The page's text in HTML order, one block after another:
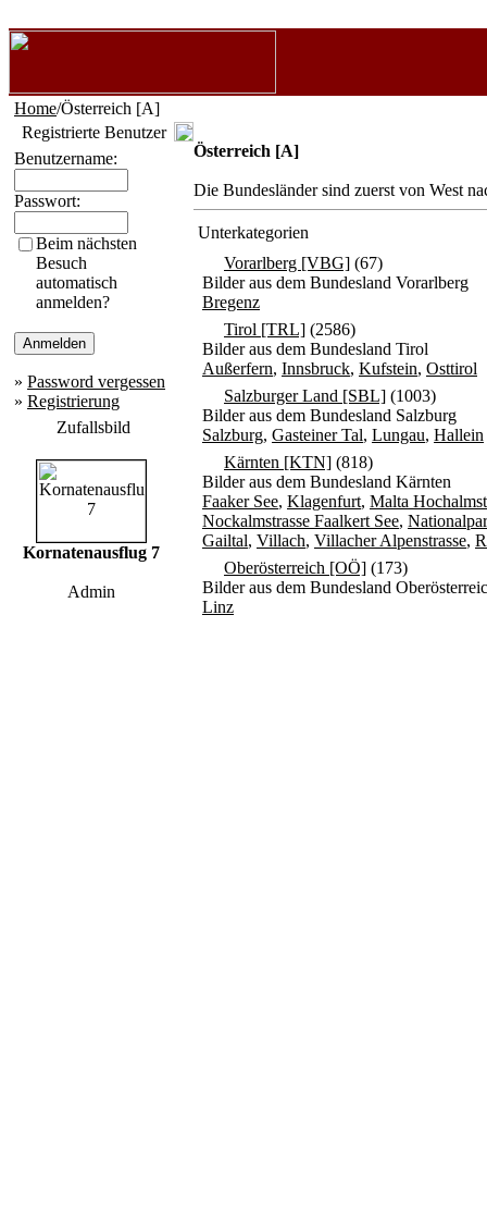
Home/Österreich [A]
Registrierte Benutzer
Benutzername:
Passwort:
Beim nächsten
Besuch
automatisch
anmelden?
» Password vergessen
» Registrierung
Zufallsbild
Kornatenausflug 7
Admin
Österreich [A]
Die Bundesländer sind zuerst von West
Unterkategorien
Vorarlberg [VBG] (67)
Bilder aus dem Bundesland Vorarlberg
Bregenz
Tirol [TRL] (2586)
Bilder aus dem Bundesland Tirol
Außerfern, Innsbruck, Kufstein, Osttirol
Salzburger Land [SBL] (1003)
Bilder aus dem Bundesland Salzburg
Salzburg, Gasteiner Tal, Lungau, Hallein
Kärnten [KTN] (818)
Bilder aus dem Bundesland Kärnten
Faaker See, Klagenfurt, Malta
Nockalmstrasse Faalkert See,
Gailtal, Villach, Villacher Alpenstrasse,
Oberösterreich [OÖ] (173)
Bilder aus dem Bundesland
Linz